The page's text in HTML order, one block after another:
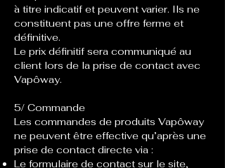
à titre indicatif et peuvent varier. Ils ne
constituent pas une offre ferme et
définitive.
Le prix définitif sera communiqué au
client lors de la prise de contact avec
Vapôway.
5/ Commande
Les commandes de produits Vapôway
ne peuvent être effective qu’après une
prise de contact directe via :
Le formulaire de contact sur le site,